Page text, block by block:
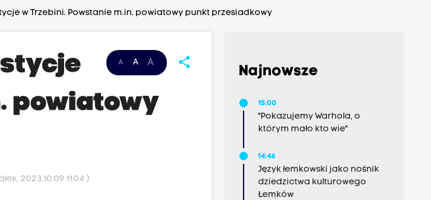
w Trzebini. Powstanie m.in. powiatowy punkt przesiadkowy
A A A share
powiatowy
2023.10.09 11:04 )
Najnowsze
15:00
"Pokazujemy Warhola, o
którym mało kto wie"
14:46
Język łemkowski jako nośnik
dziedzictwa kulturowego
Łemków